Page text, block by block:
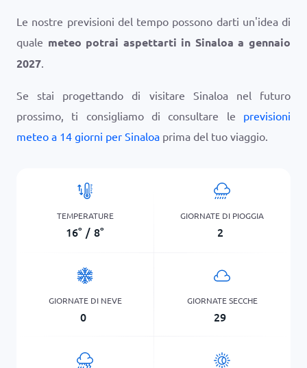
Le nostre previsioni del tempo possono darti un'idea di
quale meteo potrai aspettarti in Sinaloa a gennaio
2027.
Se stai progettando di visitare Sinaloa nel futuro
prossimo, ti consigliamo di consultare le previsioni
meteo a 14 giorni per Sinaloa prima del tuo viaggio.
TEMPERATURE
16° / 8°
GIORNATE DI PIOGGIA
2
GIORNATE DI NEVE
0
GIORNATE SECCHE
29